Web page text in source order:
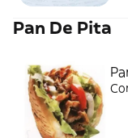
Pan De Pita